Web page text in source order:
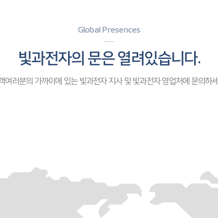
Global Presences
빛과전자의 문은 열려있습니다.
여러분의 가까이에 있는 빛과전자 지사 및 빛과전자 영업처에 문의하